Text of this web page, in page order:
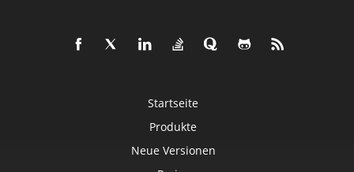
Startseite
Produkte
Neue Versionen